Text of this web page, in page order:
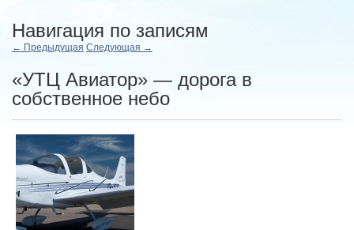
Навигация по записям
← Предыдущая Следующая →
«УТЦ Авиатор» — дорога в
собственное небо